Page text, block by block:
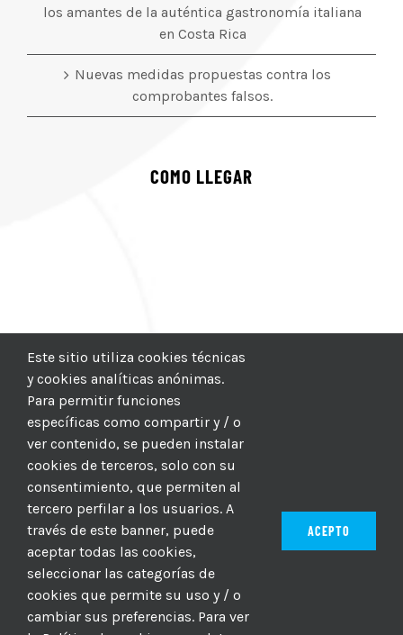
los amantes de la auténtica gastronomía italiana
en Costa Rica
Nuevas medidas propuestas contra los
comprobantes falsos.
COMO LLEGAR
© 2012–2025 |CICIC| Hosting: Hosting Para PYMES
MBAGIO.COM
| Todos los derechos reservados
Este sitio utiliza cookies técnicas
y cookies analíticas anónimas.
Para permitir funciones
específicas como compartir y / o
ver contenido, se pueden instalar
cookies de terceros, solo con su
consentimiento, que permiten al
tercero perfilar a los usuarios. A
través de este banner, puede
aceptar todas las cookies,
seleccionar las categorías de
cookies que permite su uso y / o
cambiar sus preferencias. Para ver
ACEPTO